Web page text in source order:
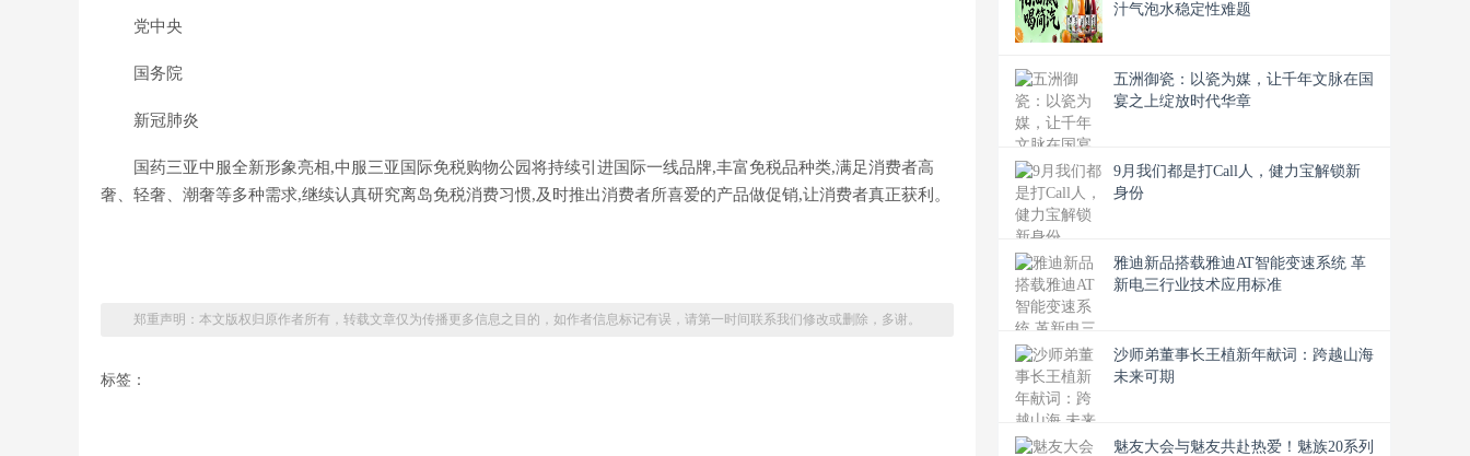
党中央
国务院
新冠肺炎
国药三亚中服全新形象亮相,中服三亚国际免税购物公园将持续引进国际一线品牌,丰富免税品种类,满足消费者高
奢、轻奢、潮奢等多种需求,继续认真研究离岛免税消费习惯,及时推出消费者所喜爱的产品做促销,让消费者真正获利。
郑重声明：本文版权归原作者所有，转载文章仅为传播更多信息之目的，如作者信息标记有误，请第一时间联系我们修改或删除，多谢。
标签：
汁气泡水稳定性难题
五洲御瓷：以瓷为媒，让千年文脉在国
宴之上绽放时代华章
9月我们都是打Call人，健力宝解锁新
身份
雅迪新品搭载雅迪AT智能变速系统 革
新电三行业技术应用标准
沙师弟董事长王植新年献词：跨越山海
未来可期
魅友大会与魅友共赴热爱！魅族20系列